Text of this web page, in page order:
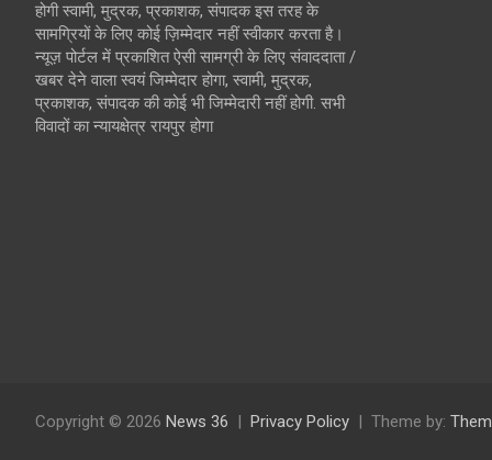
होगी स्वामी, मुद्रक, प्रकाशक, संपादक इस तरह के
सामग्रियों के लिए कोई ज़िम्मेदार नहीं स्वीकार करता है।
न्यूज़ पोर्टल में प्रकाशित ऐसी सामग्री के लिए संवाददाता /
खबर देने वाला स्वयं जिम्मेदार होगा, स्वामी, मुद्रक,
प्रकाशक, संपादक की कोई भी जिम्मेदारी नहीं होगी. सभी
विवादों का न्यायक्षेत्र रायपुर होगा
Copyright © 2026 News 36 Privacy Policy Theme by: